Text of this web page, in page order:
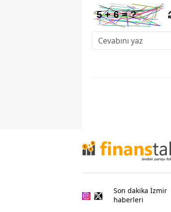
Son dakika İzmir
haberleri